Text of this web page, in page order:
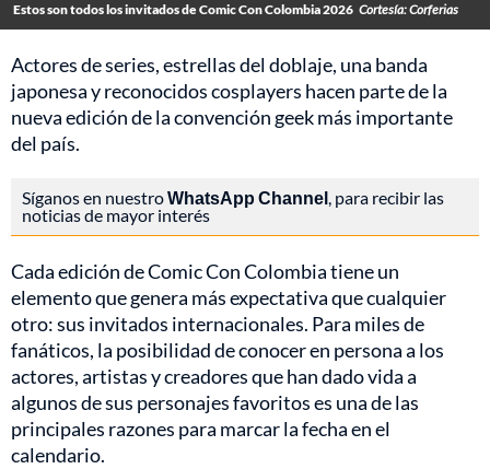
Estos son todos los invitados de Comic Con Colombia 2026 Cortesía: Corferias
Actores de series, estrellas del doblaje, una banda
japonesa y reconocidos cosplayers hacen parte de la
nueva edición de la convención geek más importante
del país.
Síganos en nuestroWhatsApp Channel, para recibir las
noticias de mayor interés
Cada edición de Comic Con Colombia tiene un
elemento que genera más expectativa que cualquier
otro: sus invitados internacionales. Para miles de
fanáticos, la posibilidad de conocer en persona a los
actores, artistas y creadores que han dado vida a
algunos de sus personajes favoritos es una de las
principales razones para marcar la fecha en el
calendario.